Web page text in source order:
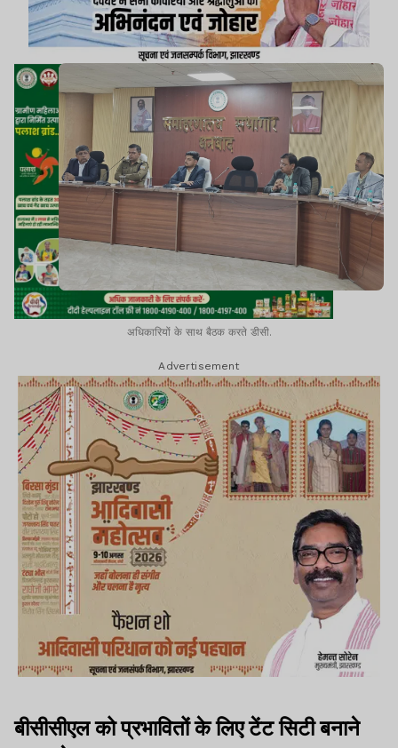
अधिकारियों के साथ बैठक करते डीसी.
Advertisement
बीसीसीएल को प्रभावितों के लिए टेंट सिटी बनाने